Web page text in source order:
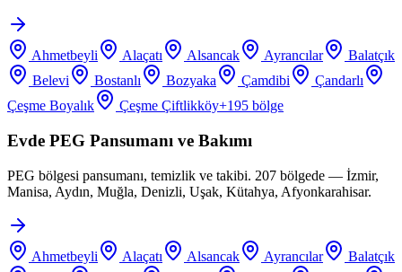
Ahmetbeyli Alaçatı Alsancak Ayrancılar
Balatçık
Belevi
Bostanlı Bozyaka Çamdibi
Çandarlı
Çeşme Boyalık
Çeşme Çiftlikköy+195 bölge
Evde PEG Pansumanı ve Bakımı
PEG bölgesi pansumanı, temizlik ve takibi. 207 bölgede — İzmir,
Manisa, Aydın, Muğla, Denizli, Uşak, Kütahya, Afyonkarahisar.
Ahmetbeyli Alaçatı Alsancak Ayrancılar
Balatçık